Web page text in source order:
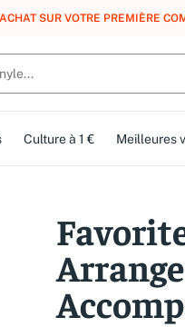
:REJOIGNEZ
Culture à 1 € Meilleures